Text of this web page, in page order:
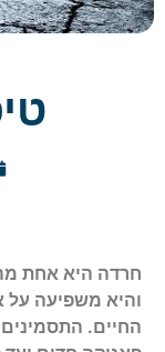
חרדה היא אחת
והיא משפיעה על
החיים. התסמינים